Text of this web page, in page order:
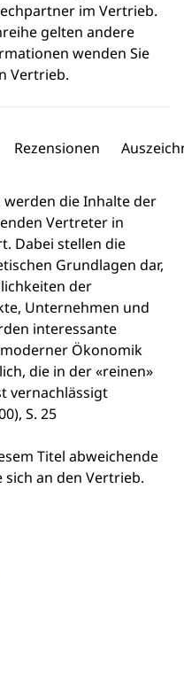
im Vertrieb.
gelten andere
wenden Sie
Vertrieb.
Rezensionen
werden die Inhalte der
Vertreter in
Dabei stellen die
Grundlagen dar,
der
Unternehmen und
interessante
Ökonomik
die in der «reinen»
vernachlässigt
S. 25
Titel abweichende
an den Vertrieb.